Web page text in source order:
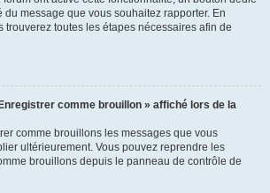
du message que vous souhaitez rapporter. En
trouverez toutes les étapes nécessaires afin de
comme brouillon » affiché lors de la
comme brouillons les messages que vous
ultérieurement. Vous pouvez reprendre les
brouillons depuis le panneau de contrôle de